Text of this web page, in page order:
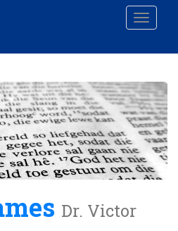
Toggle
Dr. Victor